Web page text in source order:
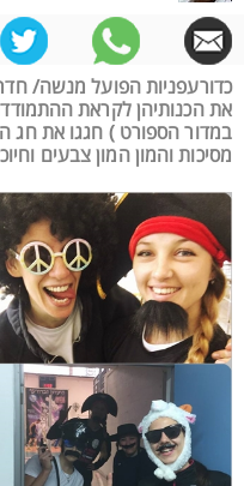
כדורעפניות הפועל מנשה/
את הכנותיהן לקראת
במדור הספורט ) חגגו את חג
מסיכות והמון המון צבעים